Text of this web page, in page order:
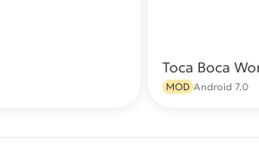
Toca Boca
MOD Android 7.0